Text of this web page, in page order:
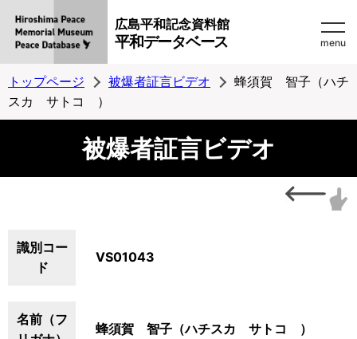
広島平和記念資料館
平和データベース menu
トップページ 被爆者証言ビデオ
蜂須賀 智子（ハチ
スカ サトコ ）
被爆者証言ビデオ
識別コー
ド
VS01043
名前（フ
蜂須賀 智子（ハチスカ サトコ ）